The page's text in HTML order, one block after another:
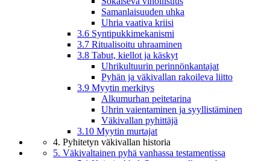
Samanlaisuuden uhka
Uhria vaativa kriisi
3.6 Syntipukkimekanismi
3.7 Ritualisoitu uhraaminen
3.8 Tabut, kiellot ja käskyt
Uhrikultuurin perinnönkantajat
Pyhän ja väkivallan rakoileva liitto
3.9 Myytin merkitys
Alkumurhan peitetarina
Uhrin vaientaminen ja syyllistäminen
Väkivallan pyhittäjä
3.10 Myytin murtajat
4. Pyhitetyn väkivallan historia
5. Väkivaltainen pyhä vanhassa testamentissa